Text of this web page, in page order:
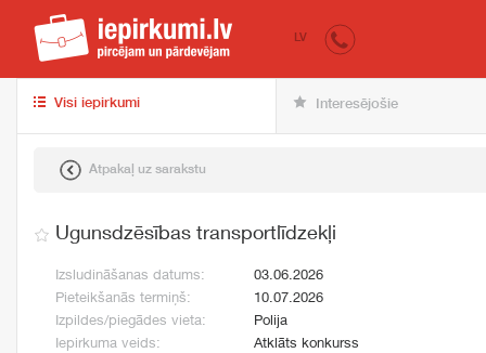
iepirkumi.lv
LV
Visi iepirkumi Interesējošie
Atpakaļ uz sarakstu
Ugunsdzēsības transportlīdzekļi
Izsludināšanas datums:
03.06.2026
Pieteikšanās termiņš:
10.07.2026
Izpildes/piegādes vieta:
Polija
Iepirkuma veids:
Atklāts konkurss